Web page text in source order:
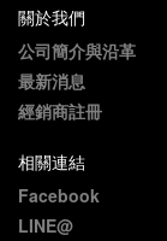
關於我們
公司簡介與沿革
最新消息
經銷商註冊
相關連結
Facebook
LINE@